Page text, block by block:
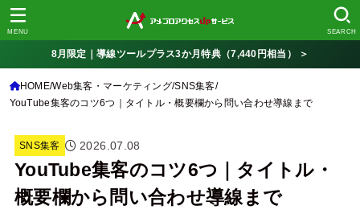
SEARCH
MENU
8月限定｜導線ツールプラス3か月特典（7,440円相当） ＞
HOME Web集客・マーケティング SNS集客
YouTube集客のコツ6つ｜タイトル・概要欄から問い合わせ導線まで
SNS集客 2026.07.08
YouTube集客のコツ6つ｜タイトル・
概要欄から問い合わせ導線まで